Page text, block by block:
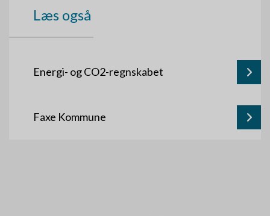
Læs også
Energi- og CO2-regnskabet
Faxe Kommune